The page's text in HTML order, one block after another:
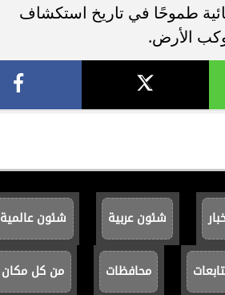
طموحًا في تاريخ استكشاف
الأرض.
شئون عربية شئون عالمية
محافظات من كل مكان